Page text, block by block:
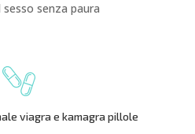
senza paura
viagra e kamagra pillole